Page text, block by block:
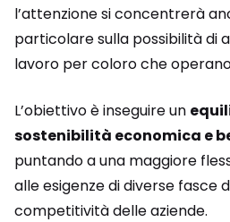
l’attenzione si concentrerà
particolare sulla possibilità di
lavoro per coloro che
L’obiettivo è inseguire un
sostenibilità economica e
puntando a una maggiore
alle esigenze di diverse fasce
competitività delle aziende.